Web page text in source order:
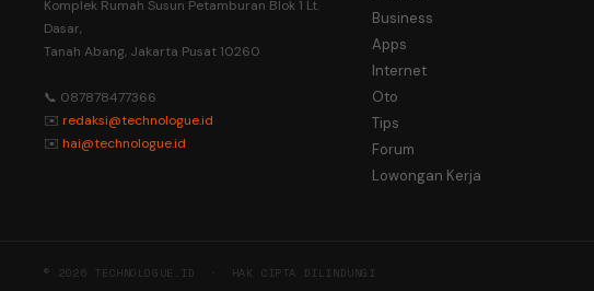
Komplek Rumah Susun Petamburan Blok 1 Lt.
Dasar,
Tanah Abang, Jakarta Pusat 10260
📞 087878477366
✉️ redaksi@technologue.id
✉️ hai@technologue.id
Business
Apps
Internet
Oto
Tips
Forum
Lowongan Kerja
© 2026 TECHNOLOGUE.ID · HAK CIPTA DILINDUNGI